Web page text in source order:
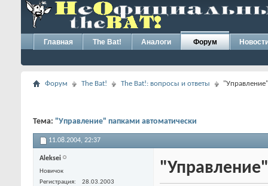
Главная The Bat! Аналоги Форум
Форум The Bat! The Bat!: вопросы и ответы
Тема: "Управление" папками автоматически
11.08.2004, 22:37
Aleksei
Новичок
Регистрация
28.03.2003